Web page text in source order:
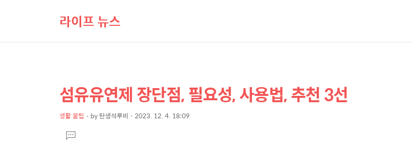
라이프 뉴스
상
세
컨
텐
본
문
제
섬유유연제 장단점, 필요성, 사용법, 추천 3선
생활 꿀팁 by탄생석루비 2023. 12. 4. 18:09
문댓
글